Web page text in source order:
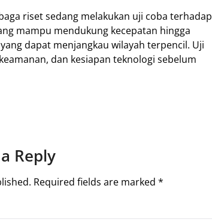
riset sedang melakukan uji coba terhadap
mampu mendukung kecepatan hingga
dapat menjangkau wilayah terpencil. Uji
dan kesiapan teknologi sebelum
Reply
Required fields are marked *